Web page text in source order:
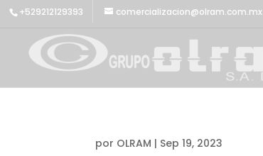
+529212129393 comercializacion@olram.com.mx
por OLRAM | Sep 19, 2023